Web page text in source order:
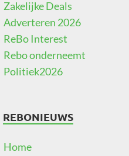
Zakelijke Deals
Adverteren 2026
ReBo Interest
Rebo onderneemt
Politiek2026
REBONIEUWS
Home